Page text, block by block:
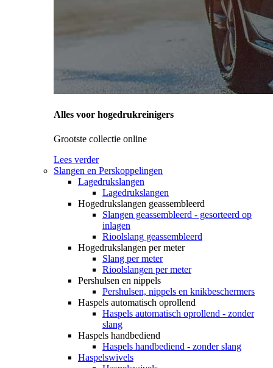
Alles voor hogedrukreinigers
Grootste collectie online
Lees verder
Slangen en Perskoppelingen
Lagedrukslangen
Lagedrukslangen
Hogedrukslangen geassembleerd
Slangen geassembleerd - gesorteerd op
inlagen
Rioolslang geassembleerd
Hogedrukslangen per meter
Slang per meter
Rioolslangen per meter
Pershulsen en nippels
Pershulsen, nippels en knikbeschermers
Haspels automatisch oprollend
Haspels automatisch oprollend - zonder
slang
Haspels handbediend
Haspels handbediend - zonder slang
Haspelswivels